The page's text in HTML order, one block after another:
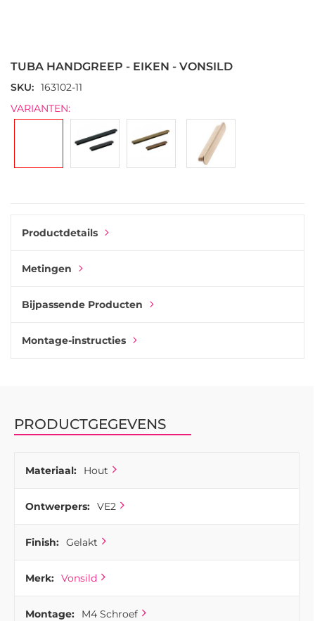
begin
van
afbeeldingen-
TUBA HANDGREEP - EIKEN - VONSILD
SKU
163102-11
VARIANTEN:
Productdetails
Metingen
Bijpassende Producten
Montage-instructies
PRODUCTGEGEVENS
Materiaal: Hout
Ontwerpers: VE2
Finish: Gelakt
Merk: Vonsild
Montage: M4 Schroef